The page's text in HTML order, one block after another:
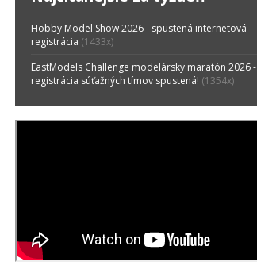
Hobby Model Show 2026 - spustená internetová
registrácia (1433x)
EastModels Challenge modelársky maratón 2026 -
registrácia súťažných tímov spustená! (1354x)